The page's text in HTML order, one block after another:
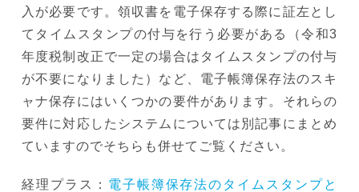
入が必要です。領収書を電子保存する際に証左とし
てタイムスタンプの付与を行う必要がある（令和3
年度税制改正で一定の場合はタイムスタンプの付与
が不要になりました）など、電子帳簿保存法のスキ
ャナ保存にはいくつかの要件があります。それらの
要件に対応したシステムについては別記事にまとめ
ていますのでそちらも併せてご覧ください。
経理プラス： 電子帳簿保存法のタイムスタンプと